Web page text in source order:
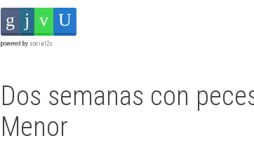
powered by social2s
Dos semanas con
Menor